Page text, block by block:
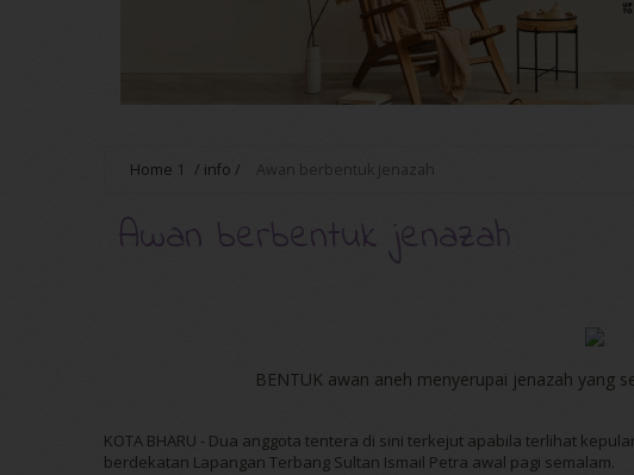
Home 1 / info / Awan berbentuk jenazah
Awan berbentuk jenazah
BENTUK awan aneh menyerupai jenazah yang
KOTA BHARU - Dua anggota tentera di sini terkejut apabila terlihat
berdekatan Lapangan Terbang Sultan Ismail Petra awal pagi semalam.